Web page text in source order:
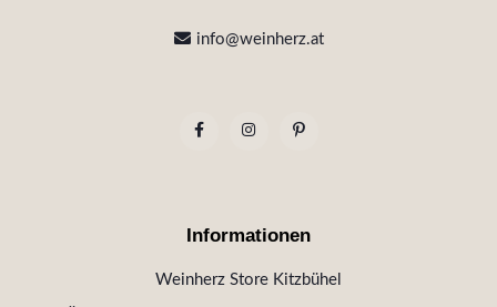
info@weinherz.at
Informationen
Weinherz Store Kitzbühel